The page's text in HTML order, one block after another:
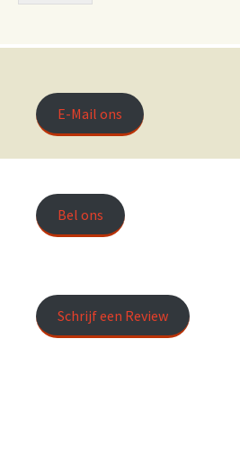
E-Mail ons
Bel ons
Schrijf een Review